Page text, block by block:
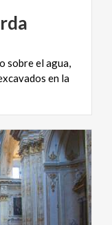
sobre el agua,
en la